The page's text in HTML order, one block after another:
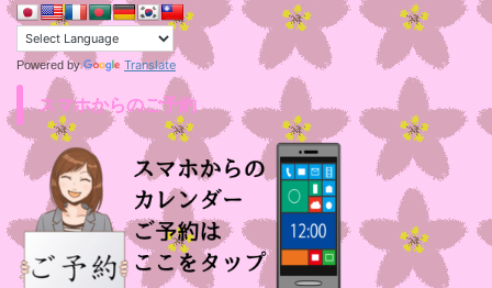
Powered by Translate
スマホからのご予約